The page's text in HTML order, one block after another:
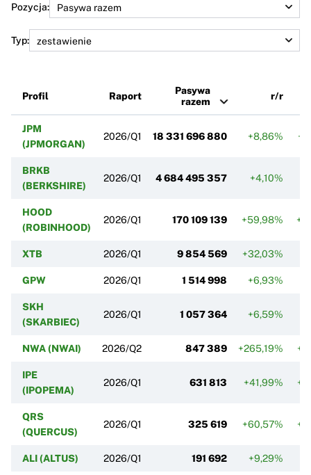
Pozycja:
Typ:
Profil Raport
Pasywa
razem
r/r
JPM
(JPMORGAN)
2026/Q1 18 331 696 880 +8,86%
BRKB
(BERKSHIRE)
2026/Q1 4 684 495 357 +4,10%
HOOD
(ROBINHOOD)
2026/Q1 170 109 139 +59,98%
XTB 2026/Q1 9 854 569 +32,03%
GPW 2026/Q1 1 514 998 +6,93%
SKH
(SKARBIEC)
2026/Q1 1 057 364 +6,59%
NWA (NWAI) 2026/Q2 847 389 +265,19%
IPE
(IPOPEMA)
2026/Q1 631 813 +41,99%
QRS
(QUERCUS)
2026/Q1 325 619 +60,57%
ALI (ALTUS) 2026/Q1 191 692 +9,29%